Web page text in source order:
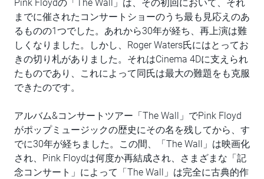
Pink Floydの「The Wall」は、その初回において、それ
までに催されたコンサートショーのうち最も見応えのあ
るものの1つでした。あれから30年が経ち、再上演は難
しくなりました。しかし、Roger Waters氏にはとってお
きの切り札がありました。それはCinema 4Dに支えられ
たものであり、これによって同氏は最大の難題をも克服
できたのです。
アルバム&コンサートツアー「The Wall」でPink Floyd
がポップミュージックの歴史にその名を残してから、す
でに30年が経ちました。この間、「The Wall」は映画化
され、Pink Floydは何度か再結成され、さまざまな「記
念コンサート」によって「The Wall」は完全に古典的作